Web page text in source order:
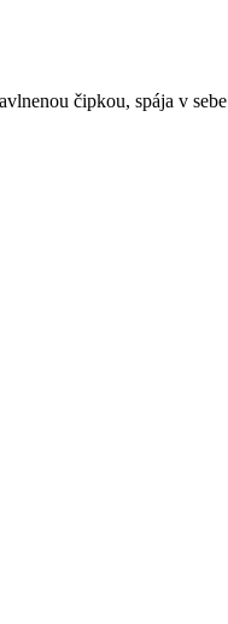
čipkou, spája v